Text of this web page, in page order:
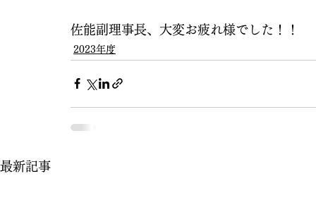
佐能副理事長、大変お疲れ様でした！！
2023年度
最新記事